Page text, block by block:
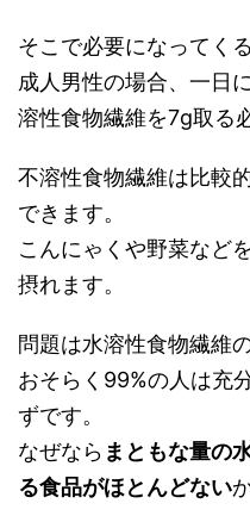
そこで必要になってく
成人男性の場合、一日
溶性食物繊維を7g取る
不溶性食物繊維は比較
できます。
こんにゃくや野菜など
摂れます。
問題は水溶性食物繊維
おそらく99%の人は充
ずです。
なぜなら まともな量の
る食品がほとんどない